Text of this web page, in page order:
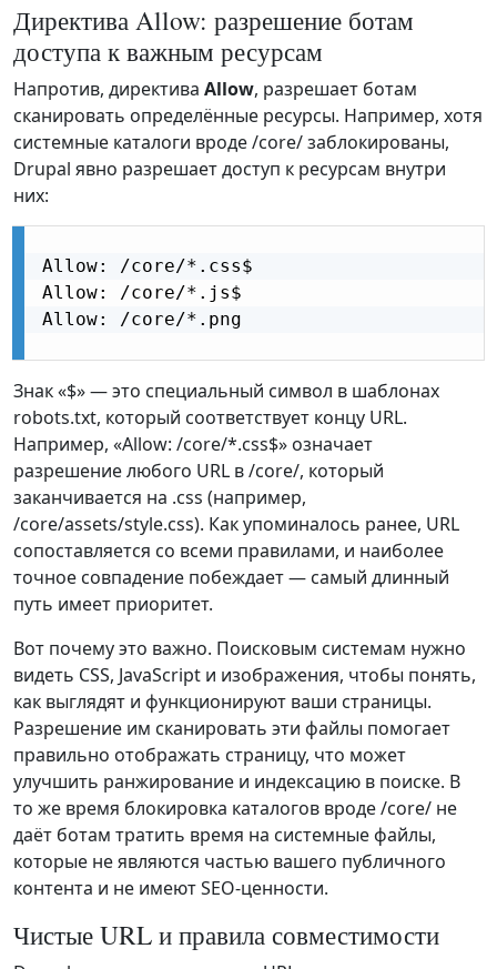
Директива Allow: разрешение ботам
доступа к важным ресурсам
Напротив, директива Allow, разрешает ботам
сканировать определённые ресурсы. Например, хотя
системные каталоги вроде /core/ заблокированы,
Drupal явно разрешает доступ к ресурсам внутри
них:
Allow: /core/*.css$
Allow: /core/*.js$
Allow: /core/*.png
Знак «$» — это специальный символ в шаблонах
robots.txt, который соответствует концу URL.
Например, «Allow: /core/*.css$» означает
разрешение любого URL в /core/, который
заканчивается на .css (например,
/core/assets/style.css). Как упоминалось ранее, URL
сопоставляется со всеми правилами, и наиболее
точное совпадение побеждает — самый длинный
путь имеет приоритет.
Вот почему это важно. Поисковым системам нужно
видеть CSS, JavaScript и изображения, чтобы понять,
как выглядят и функционируют ваши страницы.
Разрешение им сканировать эти файлы помогает
правильно отображать страницу, что может
улучшить ранжирование и индексацию в поиске. В
то же время блокировка каталогов вроде /core/ не
даёт ботам тратить время на системные файлы,
которые не являются частью вашего публичного
контента и не имеют SEO‑ценности.
Чистые URL и правила совместимости